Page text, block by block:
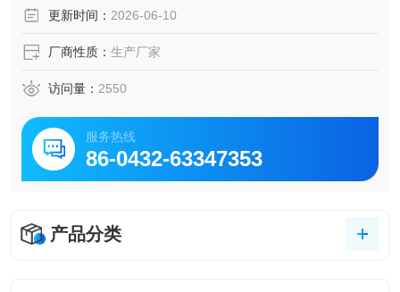
定系统采用进口原件，它是由耐腐蚀的材料加工而成，仪
更新时间： 2026-06-10
厂商性质： 生产厂家
访问量： 2550
服务热线
86-0432-63347353
产品分类